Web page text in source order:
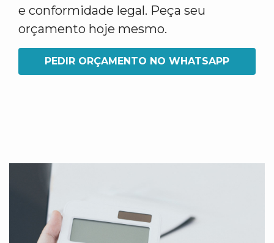
e conformidade legal. Peça seu
orçamento hoje mesmo.
PEDIR ORÇAMENTO NO WHATSAPP